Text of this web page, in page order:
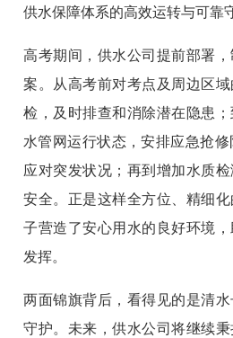
供水保障体系的高效运转与可靠
高考期间，供水公司提前部署
案。从高考前对考点及周边区
检，及时排查和消除潜在隐患
水管网运行状态，安排应急抢
应对突发状况；再到增加水质
安全。正是这样全方位、精细
子营造了安心用水的良好环境
发挥。
两面锦旗背后，看得见的是清
守护。未来，供水公司将继续